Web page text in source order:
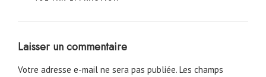
Laisser un commentaire
Votre adresse e-mail ne sera pas publiée. Les champs